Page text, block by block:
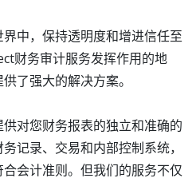
中，保持透明度和增进信任至
财务审计服务发挥作用的地
了强大的解决方案。
对您财务报表的独立和准确的
记录、交易和内部控制系统，
会计准则。但我们的服务不仅